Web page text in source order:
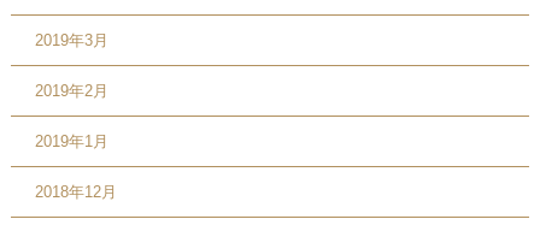
2019年3月
2019年2月
2019年1月
2018年12月